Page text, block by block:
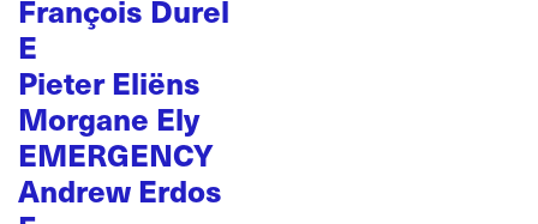
François Durel
E
Pieter Eliëns
Morgane Ely
EMERGENCY
Andrew Erdos